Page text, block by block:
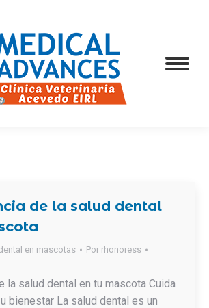
de la salud dental
en mascotas Por rhonoress
la salud dental en tu mascota Cuida
bienestar La salud dental es un